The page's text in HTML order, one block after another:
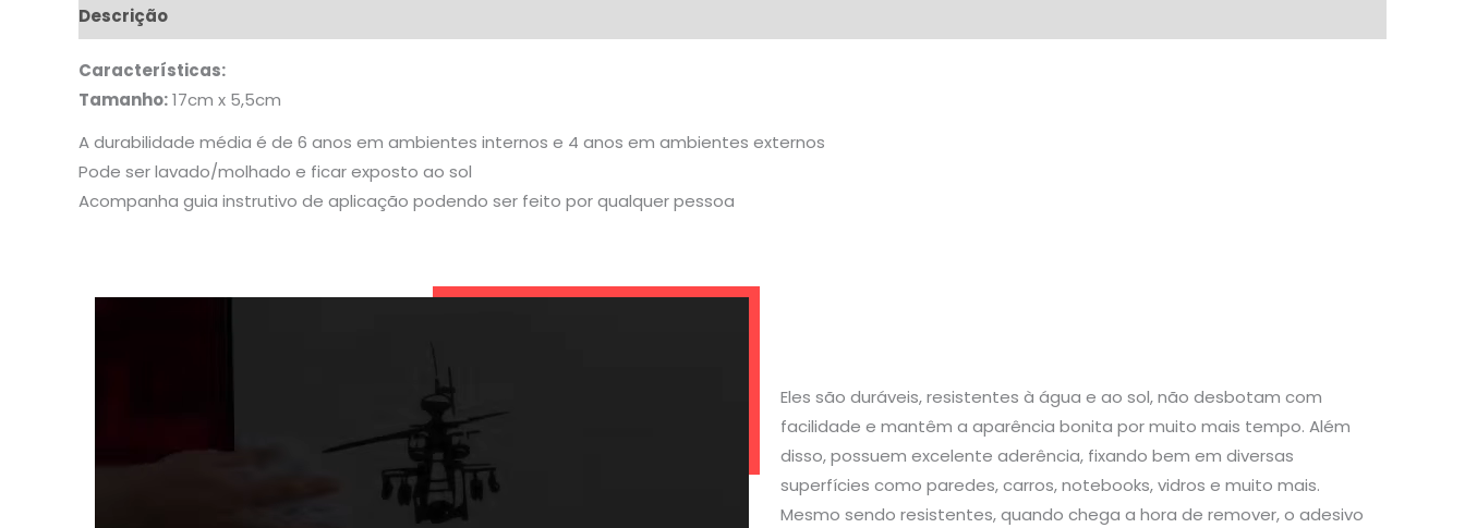
Descrição
Características:
Tamanho:17cm x 5,5cm
A durabilidade média é de 6 anos em ambientes internos e 4 anos em ambientes externos
Pode ser lavado/molhado e ficar exposto ao sol
Acompanha guia instrutivo de aplicação podendo ser feito por qualquer pessoa
Eles são duráveis, resistentes à água e ao sol, não desbotam com
facilidade e mantêm a aparência bonita por muito mais tempo. Além
disso, possuem excelente aderência, fixando bem em diversas
superfícies como paredes, carros, notebooks, vidros e muito mais.
Mesmo sendo resistentes, quando chega a hora de remover, o adesivo